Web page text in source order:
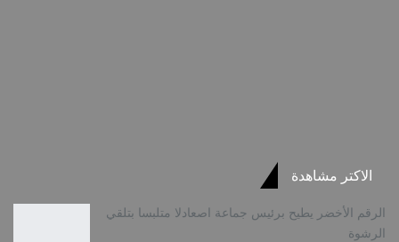
الاكتر مشاهدة
الرقم الأخضر يطيح برئيس جماعة اصعادلا متلبسا بتلقي
الرشوة